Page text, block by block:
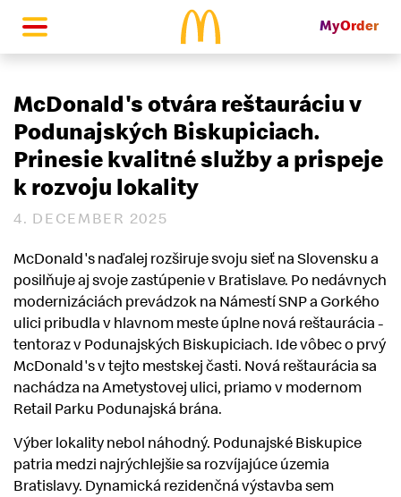
McDonald's Homepage
MyOrder
McDonald's otvára reštauráciu v
Podunajských Biskupiciach.
Prinesie kvalitné služby a prispeje
k rozvoju lokality
4. DECEMBER 2025
McDonald's naďalej rozširuje svoju sieť na Slovensku a
posilňuje aj svoje zastúpenie v Bratislave. Po nedávnych
modernizáciách prevádzok na Námestí SNP a Gorkého
ulici pribudla v hlavnom meste úplne nová reštaurácia -
tentoraz v Podunajských Biskupiciach. Ide vôbec o prvý
McDonald's v tejto mestskej časti. Nová reštaurácia sa
nachádza na Ametystovej ulici, priamo v modernom
Retail Parku Podunajská brána.
Výber lokality nebol náhodný. Podunajské Biskupice
patria medzi najrýchlejšie sa rozvíjajúce územia
Bratislavy. Dynamická rezidenčná výstavba sem